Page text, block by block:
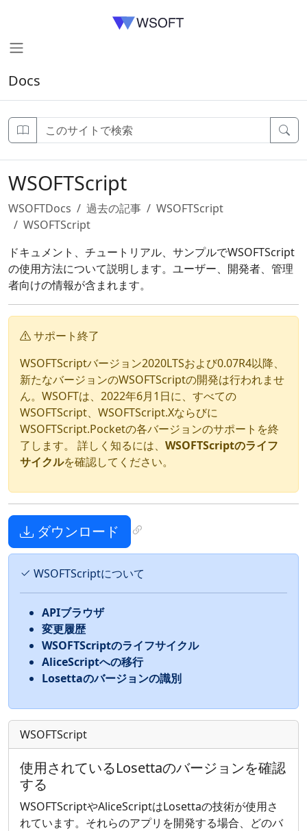
Docs
WSOFTScript
WSOFTDocs 過去の記事
WSOFTScript
WSOFTScript
ドキュメント、チュートリアル、サンプルでWSOFTScript
の使用方法について説明します。ユーザー、開発者、管理
者向けの情報が含まれます。
サポート終了
WSOFTScriptバージョン2020LTSおよび0.07R4以降、
新たなバージョンのWSOFTScriptの開発は行われませ
ん。WSOFTは、2022年6月1日に、すべての
WSOFTScript、WSOFTScript.Xならびに
WSOFTScript.Pocketの各バージョンのサポートを終
了します。 詳しく知るには、 WSOFTScriptのライフ
サイクルを確認してください。
ダウンロード
WSOFTScriptについて
APIブラウザ
変更履歴
WSOFTScriptのライフサイクル
AliceScriptへの移行
Losettaのバージョンの識別
WSOFTScript
使用されているLosettaのバージョンを確認
する
WSOFTScriptやAliceScriptはLosettaの技術が使用さ
れています。それらのアプリを開発する場合、どのバ